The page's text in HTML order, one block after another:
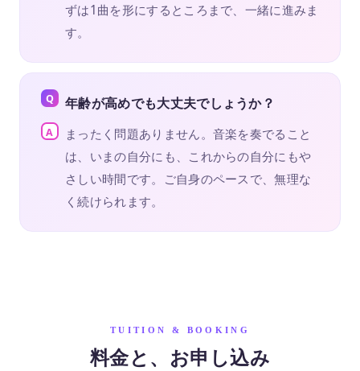
ずは1曲を形にするところまで、一緒に進みま
す。
年齢が高めでも大丈夫でしょうか？
まったく問題ありません。音楽を奏でること
は、いまの自分にも、これからの自分にもや
さしい時間です。ご自身のペースで、無理な
く続けられます。
TUITION & BOOKING
料金と、お申し込み